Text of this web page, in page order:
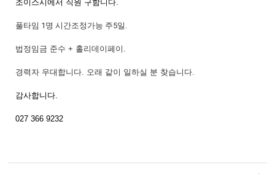
조이스시에서 직원 구함니다.
풀타임 1명 시간조정가능 주5일.
법정임금 준수 + 홀리데이페이.
경력자 우대합니다. 오래 같이 일하실 분 찾습니다.
감사합니다.
027 366 9232